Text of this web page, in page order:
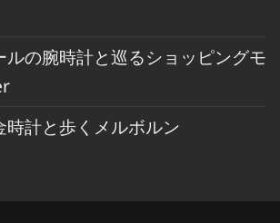
ルの腕時計と巡るショッピングモ
時計と歩くメルボルン